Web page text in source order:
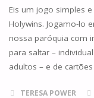
Eis um jogo simples
Holywins. Jogamo-lo
nossa paróquia com
para saltar –
adultos – e de
TERESA POWER